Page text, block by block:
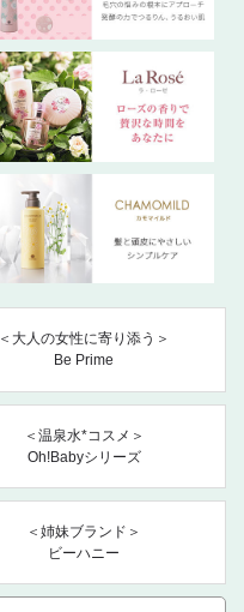
＜大人の女性に寄り添う＞
Be Prime
＜温泉水*コスメ＞
Oh!Babyシリーズ
＜姉妹ブランド＞
ビーハニー